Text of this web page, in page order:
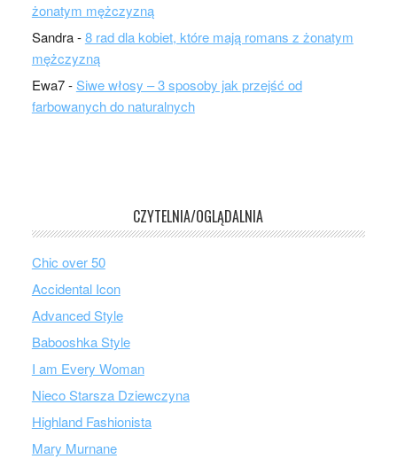
żonatym mężczyzną
Sandra-8 rad dla kobiet, które mają romans z żonatym
mężczyzną
Ewa7-Siwe włosy – 3 sposoby jak przejść od
farbowanych do naturalnych
CZYTELNIA/OGLĄDALNIA
Chic over 50
Accidental Icon
Advanced Style
Babooshka Style
I am Every Woman
Nieco Starsza Dziewczyna
Highland Fashionista
Mary Murnane